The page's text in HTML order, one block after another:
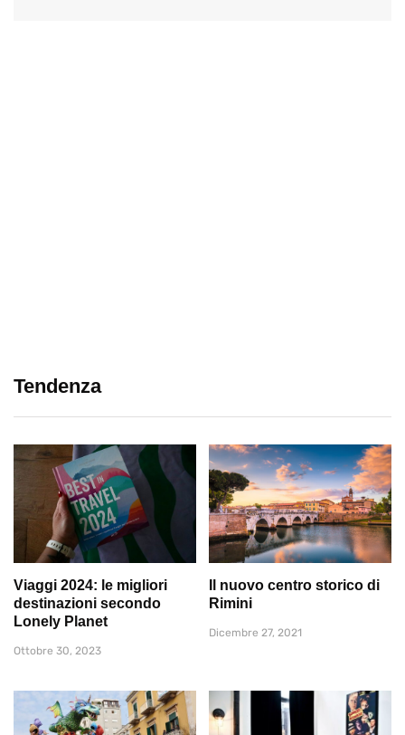
Tendenza
Viaggi 2024: le migliori
destinazioni secondo
Lonely Planet
Ottobre 30, 2023
Il nuovo centro storico di
Rimini
Dicembre 27, 2021